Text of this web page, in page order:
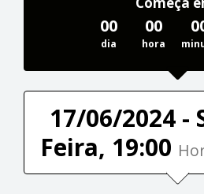
00
dia
00
hora
17/06/2024 -
Feira, 19:00